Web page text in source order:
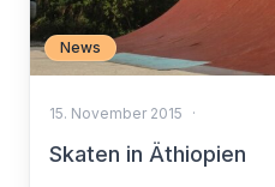
News
15. November 2015 ·
Skaten in Äthiopien